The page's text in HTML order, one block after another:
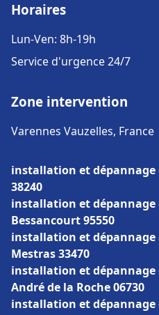
Horaires
Lun-Ven: 8h-19h
Service d'urgence 24/7
Zone intervention
Varennes Vauzelles, France
installation et dépannage
38240
installation et dépannage
Bessancourt 95550
installation et dépannage
Mestras 33470
installation et dépannage
André de la Roche 06730
installation et dépannage